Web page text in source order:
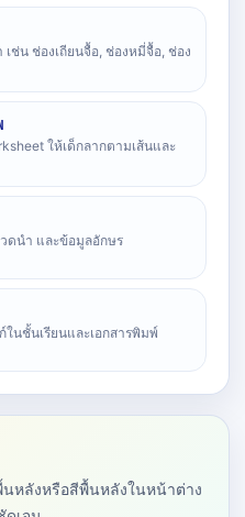
ช่น ช่องเถียนจื้อ, ช่องหมี่จื้อ, ช่อง
ให้เด็กลากตามเส้นและ
นำ และข้อมูลอักษร
ในชั้นเรียนและเอกสารพิมพ์
หลังหรือสีพื้นหลังในหน้าต่าง